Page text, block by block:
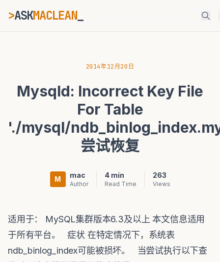
>ASKMACLEAN_
⌘K Ctrl+K
2014年12月20日
Mysqld: Incorrect Key File
For Table
'./mysql/
尝试恢复
M mac
Author
4 min
Read Time
263
Views
适用于： MySQL集群版本6.3及以上 本文信息适用
于所有平台。 症状 在特定情况下，系统表
ndb_binlog_index可能被损坏。 当尝试执行以下查